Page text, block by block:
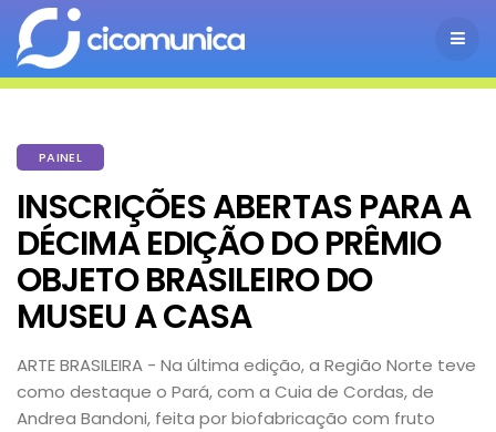
PAINEL
INSCRIÇÕES ABERTAS PARA A
DÉCIMA EDIÇÃO DO PRÊMIO
OBJETO BRASILEIRO DO
MUSEU A CASA
ARTE BRASILEIRA - Na última edição, a Região Norte teve
como destaque o Pará, com a Cuia de Cordas, de
Andrea Bandoni, feita por biofabricação com fruto